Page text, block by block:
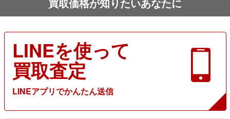
LINEを使って
買取査定
LINEアプリでかんたん送信